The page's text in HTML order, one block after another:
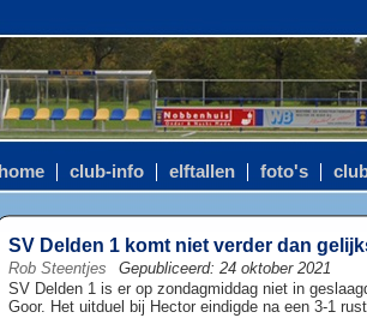
home club-info elftallen foto's
SV Delden 1 komt niet verder dan
Rob Steentjes
Gepubliceerd: 24 oktober 2021
SV Delden 1 is er op zondagmiddag niet in
Goor. Het uitduel bij Hector eindigde na een 3-1